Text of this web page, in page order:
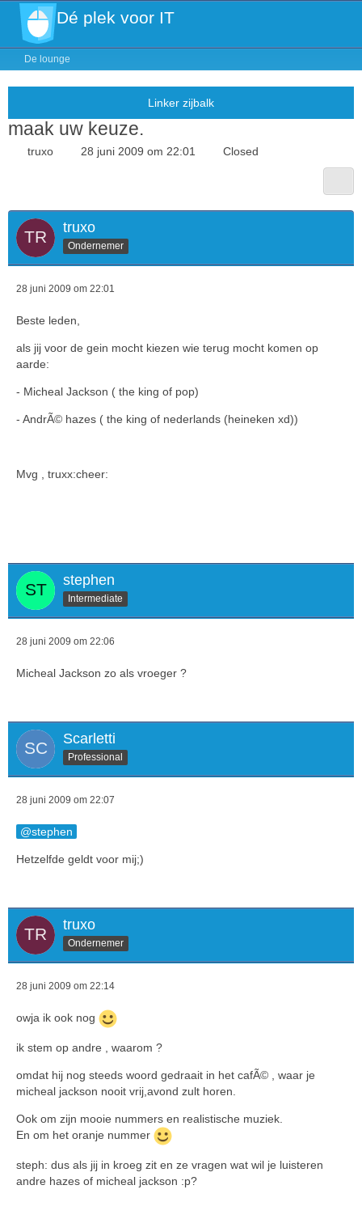
Dé plek voor IT
De lounge
maak uw keuze.
truxo 28 juni 2009 om 22:01 Closed
truxo
Ondernemer
28 juni 2009 om 22:01
Beste leden,
als jij voor de gein mocht kiezen wie terug mocht komen op
aarde:
- Micheal Jackson ( the king of pop)
- AndrÃ© hazes ( the king of nederlands (heineken xd))
Mvg , truxx:cheer:
stephen
Intermediate
28 juni 2009 om 22:06
Micheal Jackson zo als vroeger ?
Scarletti
Professional
28 juni 2009 om 22:07
stephen
Hetzelfde geldt voor mij;)
truxo
Ondernemer
28 juni 2009 om 22:14
owja ik ook nog
ik stem op andre , waarom ?
omdat hij nog steeds woord gedraait in het cafÃ© , waar je
micheal jackson nooit vrij,avond zult horen.
Ook om zijn mooie nummers en realistische muziek.
En om het oranje nummer
steph: dus als jij in kroeg zit en ze vragen wat wil je luisteren
andre hazes of micheal jackson :p?